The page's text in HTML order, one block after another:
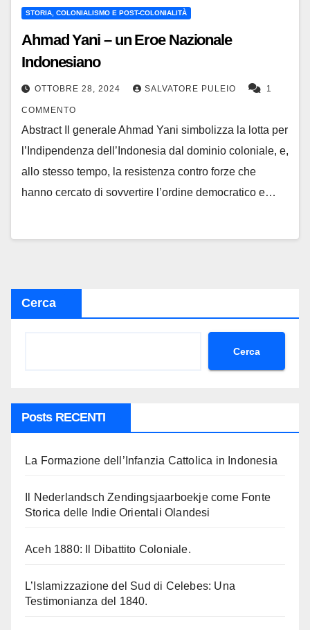
STORIA, COLONIALISMO E POST-COLONIALITÀ
Ahmad Yani – un Eroe Nazionale
Indonesiano
OTTOBRE 28, 2024 SALVATORE PULEIO 1
COMMENTO
Abstract Il generale Ahmad Yani simbolizza la lotta per
l’Indipendenza dell’Indonesia dal dominio coloniale, e,
allo stesso tempo, la resistenza contro forze che
hanno cercato di sovvertire l’ordine democratico e…
Cerca
Cerca
Posts RECENTI
La Formazione dell’Infanzia Cattolica in Indonesia
Il Nederlandsch Zendingsjaarboekje come Fonte
Storica delle Indie Orientali Olandesi
Aceh 1880: Il Dibattito Coloniale.
L’Islamizzazione del Sud di Celebes: Una
Testimonianza del 1840.